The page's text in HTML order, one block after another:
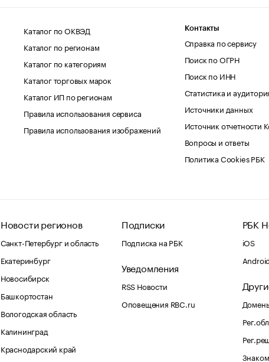
Каталог по ОКВЭД
Каталог по регионам
Каталог по категориям
Каталог торговых марок
Каталог ИП по регионам
Правила использования сервиса
Правила использования изображений
Контакты
Справка по сервису
Поиск по ОГРН
Поиск по ИНН
Статистика и
Источники данных
Источник отчетности
Вопросы и ответы
Политика Cookies РБК
Новости регионов
Санкт-Петербург и область
Екатеринбург
Новосибирск
Башкортостан
Вологодская область
Калининград
Краснодарский край
Подписки
Подписка на РБК
Уведомления
RSS Новости
Оповещения RBC.ru
РБК
iOS